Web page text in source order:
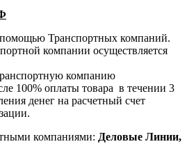
помощью Транспортных компаний.
компании осуществляется
компанию
100% оплаты товара в течении 3
денег на расчетный счет
компаниями: Деловые Линии,